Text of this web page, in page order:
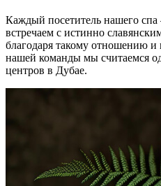
Каждый посетитель нашего спа
встречаем с истинно
благодаря такому отношению
нашей команды мы считаемся
центров в Дубае.